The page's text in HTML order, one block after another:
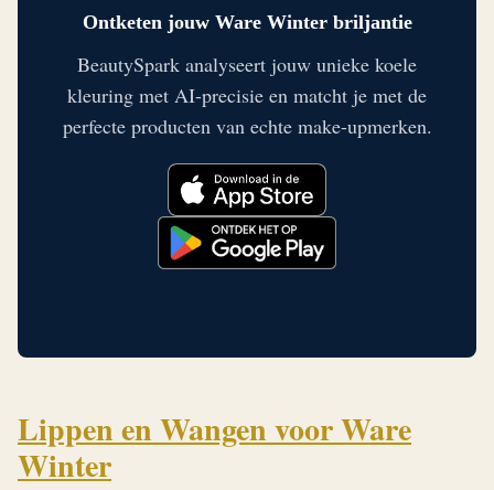
Ontketen jouw Ware Winter briljantie
BeautySpark analyseert jouw unieke koele
kleuring met AI-precisie en matcht je met de
perfecte producten van echte make-upmerken.
Lippen en Wangen voor Ware
Winter